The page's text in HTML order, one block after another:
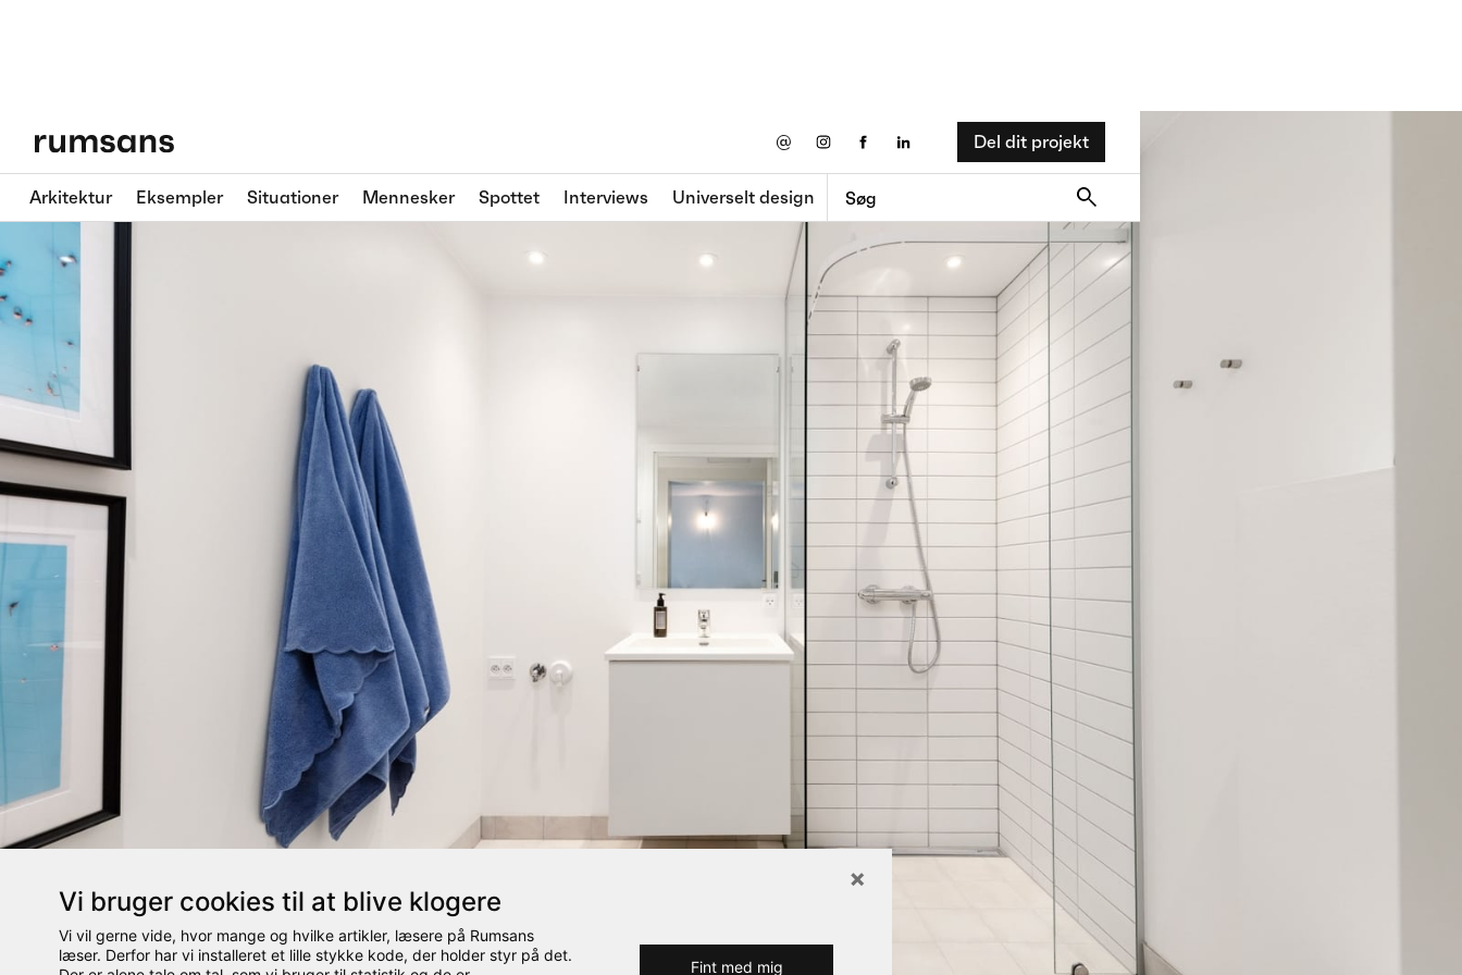
@ Del dit projekt
Arkitektur Eksempler Situationer Mennesker Spottet Interviews Universelt design
Vi bruger cookies til at blive klogere
Vi vil gerne vide, hvor mange og hvilke artikler, læsere på Rumsans
læser. Derfor har vi installeret et lille stykke kode, der holder styr på det.
Fint med mig